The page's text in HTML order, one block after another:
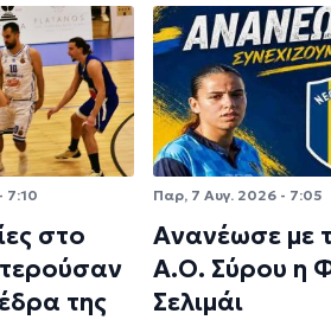
7:10
στο
της
Παρ, 7 Αυγ. 2026 - 7:05
Ανανέωσε με
Α.Ο. Σύρου η
Σελιμάι